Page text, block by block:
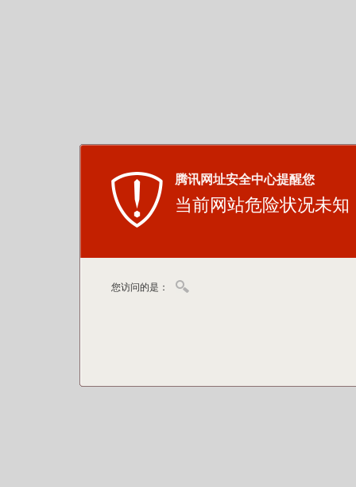
腾讯网址安全中心提醒您
当前网站危险状况未知
您访问的是：